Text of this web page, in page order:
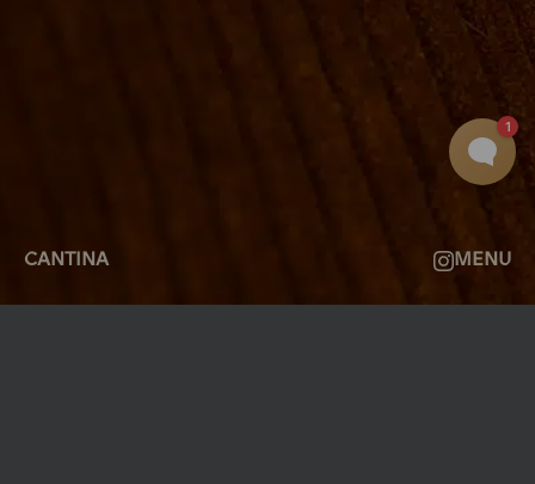
CANTINA MENU